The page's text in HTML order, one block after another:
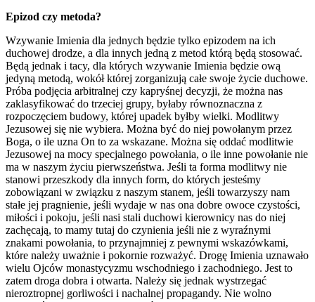
Epizod czy metoda?
Wzywanie Imienia dla jednych będzie tylko epizodem na ich
duchowej drodze, a dla innych jedną z metod którą będą stosować.
Będą jednak i tacy, dla których wzywanie Imienia będzie ową
jedyną metodą, wokół której zorganizują całe swoje życie duchowe.
Próba podjęcia arbitralnej czy kapryśnej decyzji, że można nas
zaklasyfikować do trzeciej grupy, byłaby równoznaczna z
rozpoczęciem budowy, której upadek byłby wielki. Modlitwy
Jezusowej się nie wybiera. Można być do niej powołanym przez
Boga, o ile uzna On to za wskazane. Można się oddać modlitwie
Jezusowej na mocy specjalnego powołania, o ile inne powołanie nie
ma w naszym życiu pierwszeństwa. Jeśli ta forma modlitwy nie
stanowi przeszkody dla innych form, do których jesteśmy
zobowiązani w związku z naszym stanem, jeśli towarzyszy nam
stałe jej pragnienie, jeśli wydaje w nas ona dobre owoce czystości,
miłości i pokoju, jeśli nasi stali duchowi kierownicy nas do niej
zachęcają, to mamy tutaj do czynienia jeśli nie z wyraźnymi
znakami powołania, to przynajmniej z pewnymi wskazówkami,
które należy uważnie i pokornie rozważyć. Drogę Imienia uznawało
wielu Ojców monastycyzmu wschodniego i zachodniego. Jest to
zatem droga dobra i otwarta. Należy się jednak wystrzegać
nieroztropnej gorliwości i nachalnej propagandy. Nie wolno